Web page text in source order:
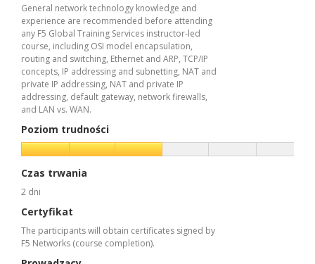
General network technology knowledge and
experience are recommended before attending
any F5 Global Training Services instructor-led
course, including OSI model encapsulation,
routing and switching, Ethernet and ARP, TCP/IP
concepts, IP addressing and subnetting, NAT and
private IP addressing, NAT and private IP
addressing, default gateway, network firewalls,
and LAN vs. WAN.
Poziom trudności
Czas trwania
2 dni
Certyfikat
The participants will obtain certificates signed by
F5 Networks (course completion).